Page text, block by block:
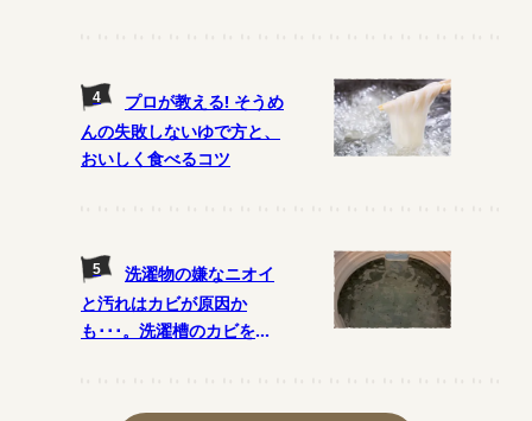
プロが教える! そうめ
んの失敗しないゆで方と、
おいしく食べるコツ
洗濯物の嫌なニオイ
と汚れはカビが原因か
も･･･。洗濯槽のカビを予